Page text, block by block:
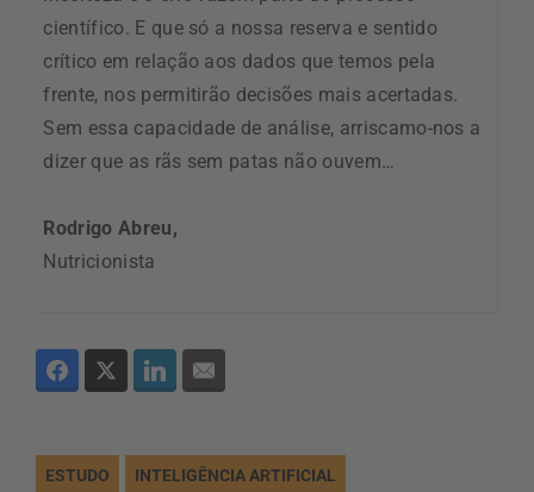
científico. E que só a nossa reserva e sentido
crítico em relação aos dados que temos pela
frente, nos permitirão decisões mais acertadas.
Sem essa capacidade de análise, arriscamo-nos a
dizer que as rãs sem patas não ouvem…
Rodrigo Abreu,
Nutricionista
ESTUDO INTELIGÊNCIA ARTIFICIAL